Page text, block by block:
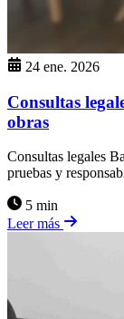
24 ene. 2026
Consultas
obras
Consultas legales
pruebas y
5 min
Leer más